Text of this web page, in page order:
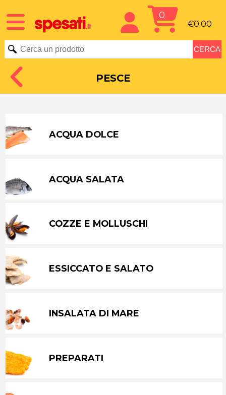
0
€0.00
PESCE
ACQUA DOLCE
ACQUA SALATA
COZZE E MOLLUSCHI
ESSICCATO E SALATO
INSALATA DI MARE
PREPARATI